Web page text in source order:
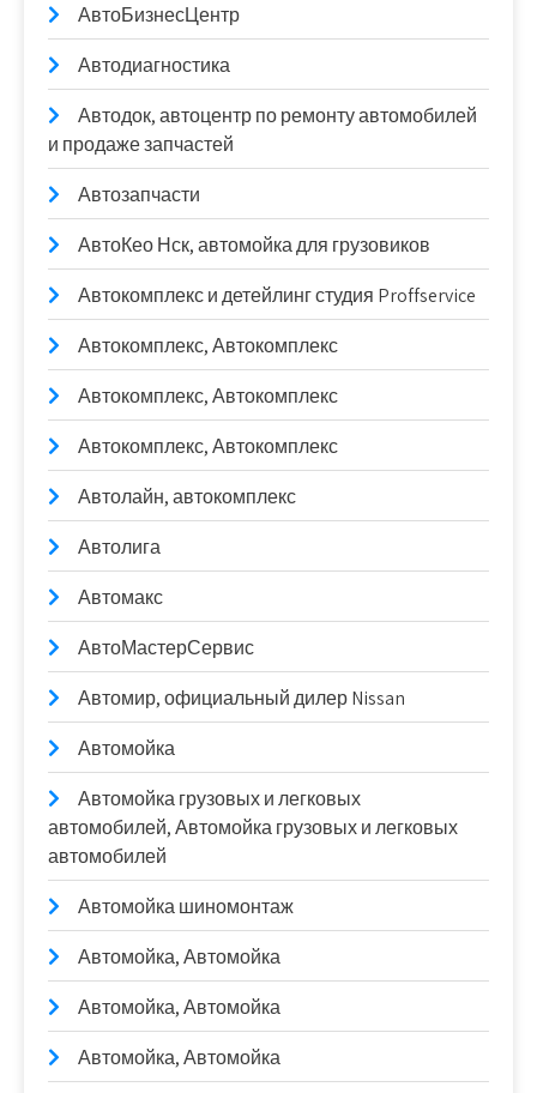
АвтоБизнесЦентр
Автодиагностика
Автодок, автоцентр по ремонту автомобилей
и продаже запчастей
Автозапчасти
АвтоКео Нск, автомойка для грузовиков
Автокомплекс и детейлинг студия Proffservice
Автокомплекс, Автокомплекс
Автокомплекс, Автокомплекс
Автокомплекс, Автокомплекс
Автолайн, автокомплекс
Автолига
Автомакс
АвтоМастерСервис
Автомир, официальный дилер Nissan
Автомойка
Автомойка грузовых и легковых
автомобилей, Автомойка грузовых и легковых
автомобилей
Автомойка шиномонтаж
Автомойка, Автомойка
Автомойка, Автомойка
Автомойка, Автомойка